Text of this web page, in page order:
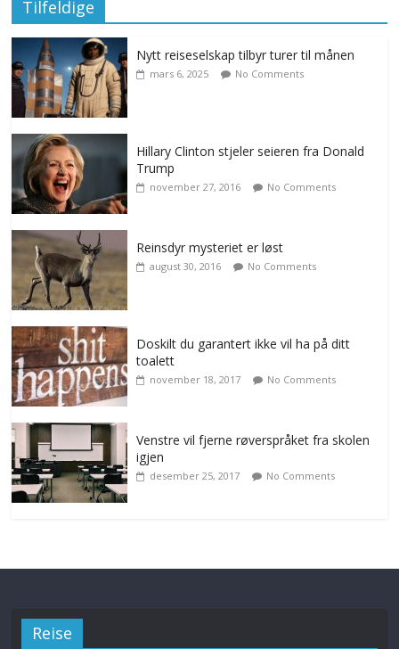
Tilfeldige
Nytt reiseselskap tilbyr turer til månen
mars 6, 2025 No Comments
Hillary Clinton stjeler seieren fra Donald
Trump
november 27, 2016 No Comments
Reinsdyr mysteriet er løst
august 30, 2016 No Comments
Doskilt du garantert ikke vil ha på ditt
toalett
november 18, 2017 No Comments
Venstre vil fjerne røverspråket fra skolen
igjen
desember 25, 2017 No Comments
Reise